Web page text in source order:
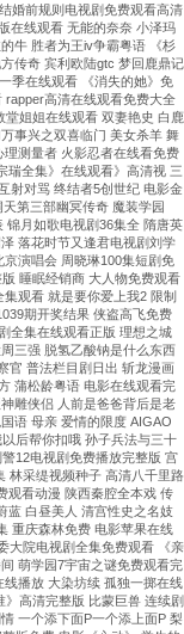
婚前规则电视剧免费观看高清
在线观看 无能的奈奈 小泽玛
牛 胜者为王iv争霸粤语 《杉
传奇 宾利欧陆gtc 梦回鹿鼎记
季在线观看 《消失的她》免
rapper高清在线观看免费大全
姐姐在线观看 双妻艳史 白鹿
事兴之双喜临门 美女杀羊 舞
测量者 火影忍者在线看免费
瑞全集》在线观看》高清视 三
射对骂 终结者5创世纪 电影金
第三部幽冥传奇 魔装学园
锦月如歌电视剧36集全 隋唐英
落花时节又逢君电视剧刘学
演唱会 周晓琳100集短剧免
睡眠经销商 大人物免费观看
观看 就是要你爱上我2 限制
期开奖结果 侠盗高飞免费
全集在线观看正版 理想之城
三强 脱氢乙酸钠是什么东西
官 普法栏目剧日出 斩龙漫画
蒲松龄粤语 电影在线观看完
雕侠侣 人前是爸爸背后是老
语 母亲 爱情的限度 AIGAO
后帮你扣哦 孙子兵法与三十
12电视剧免费播放完整版 宫
林采缇视频种子 高清八千里路
观看动漫 陕西秦腔全本戏 传
蓝 白昼美人 清宫性史之名妓
重庆森林免费 电影苹果在线
大院电视剧全集免费观看 《亲
萌学园7宇宙之谜免费观看完
播放 大染坊续 孤独一掷在线
高清完整版 比蒙巨兽 连续剧
一个添下面P一个添上面P 梨